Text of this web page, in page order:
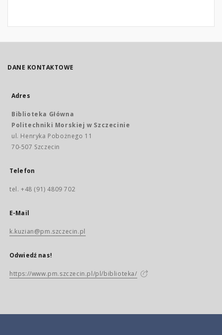
DANE KONTAKTOWE
Adres
Biblioteka Główna
Politechniki Morskiej w Szczecinie
ul. Henryka Pobożnego 11
70-507 Szczecin
Telefon
tel. +48 (91) 4809 702
E-Mail
k.kuzian@pm.szczecin.pl
Odwiedź nas!
https://www.pm.szczecin.pl/pl/biblioteka/